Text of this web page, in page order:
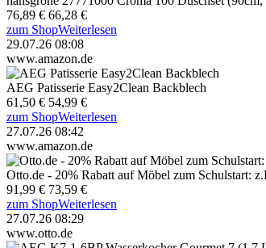
76,89 € 66,28 €
zum ShopWeiterlesen
29.07.26 08:08
www.amazon.de
AEG Patisserie Easy2Clean Backblech
61,50 € 54,99 €
zum ShopWeiterlesen
27.07.26 08:42
www.amazon.de
Otto.de - 20% Rabatt auf Möbel zum Schulstart:
91,99 € 73,59 €
zum ShopWeiterlesen
27.07.26 08:29
www.otto.de